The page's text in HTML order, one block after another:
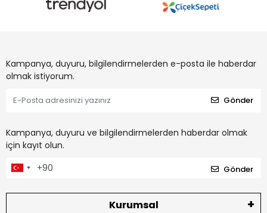
Kampanya, duyuru, bilgilendirmelerden e-posta ile haberdar
olmak istiyorum.
Gönder
Kampanya, duyuru ve bilgilendirmelerden haberdar olmak
için kayıt olun.
Gönder
Kurumsal